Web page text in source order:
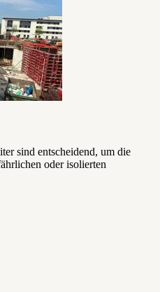
sind entscheidend, um die
oder isolierten